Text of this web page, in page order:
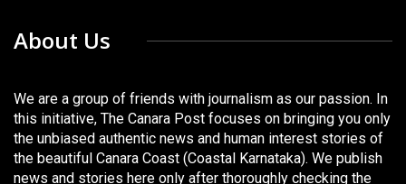
About Us
We are a group of friends with journalism as our passion. In
this initiative, The Canara Post focuses on bringing you only
the unbiased authentic news and human interest stories of
the beautiful Canara Coast (Coastal Karnataka). We publish
news and stories here only after thoroughly checking the